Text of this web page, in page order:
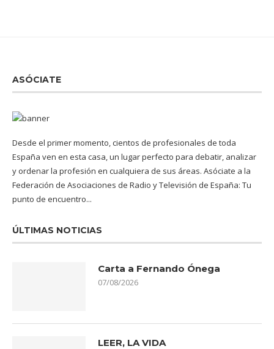
ASÓCIATE
Desde el primer momento, cientos de profesionales de toda
España ven en esta casa, un lugar perfecto para debatir, analizar
y ordenar la profesión en cualquiera de sus áreas. Asóciate a la
Federación de Asociaciones de Radio y Televisión de España: Tu
punto de encuentro...
ÚLTIMAS NOTICIAS
Carta a Fernando Ónega
07/08/2026
LEER, LA VIDA